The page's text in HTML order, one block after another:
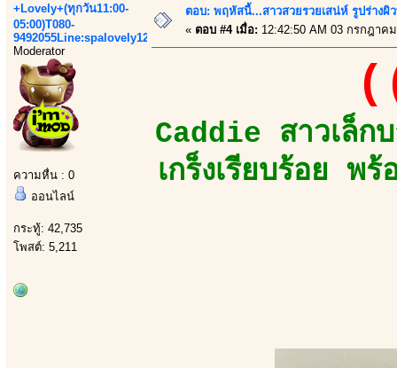
+Lovely+(ทุกวัน11:00-
05:00)T080-
9492055Line:spalovely123
Moderator
ความหื่น : 0
ออนไลน์
กระทู้: 42,735
โพสต์: 5,211
ตอบ: พฤหัสนี้...สาวสวยรวยเสน่ห์ รูปร่างผิ
« ตอบ #4 เมื่อ: 12:42:50 AM 03 กรกฎาค
Caddie สาวเล็ก
เกร็งเรียบร้อย